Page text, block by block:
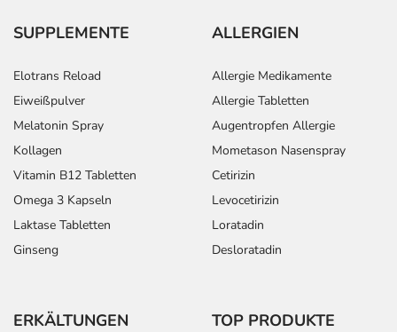
SUPPLEMENTE
Elotrans Reload
Eiweißpulver
Melatonin Spray
Kollagen
Vitamin B12 Tabletten
Omega 3 Kapseln
Laktase Tabletten
Ginseng
ALLERGIEN
Allergie Medikamente
Allergie Tabletten
Augentropfen Allergie
Mometason Nasenspray
Cetirizin
Levocetirizin
Loratadin
Desloratadin
ERKÄLTUNGEN TOP PRODUKTE